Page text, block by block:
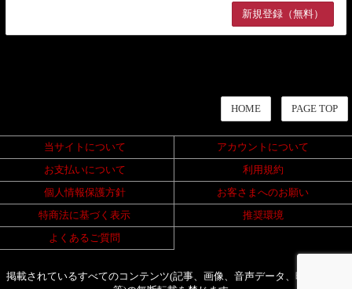
HOME PAGE TOP
当サイトについて
アカウントについて
お支払いについて
利用規約
個人情報保護方針
お客さまへのお願い
特商法に基づく表示
推奨環境
よくあるご質問
掲載されているすべてのコンテンツ(記事、画像、音声データ、映像データ